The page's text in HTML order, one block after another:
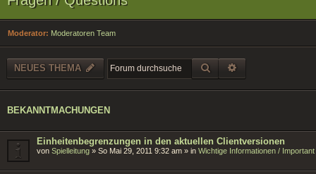
Moderator: Moderatoren Team
NEUES THEMA SUCHE
BEKANNTMACHUNGEN
Einheitenbegrenzungen in den aktuellen Clientversionen
von Spielleitung » So Mai 29, 2011 9:32 am » in Wichtige Informationen /